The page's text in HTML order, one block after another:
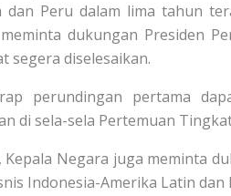
dan Peru dalam lima tahun
dukungan Presiden
segera diselesaikan.
perundingan pertama
di sela-sela Pertemuan
Kepala Negara juga meminta
Indonesia-Amerika Latin dan